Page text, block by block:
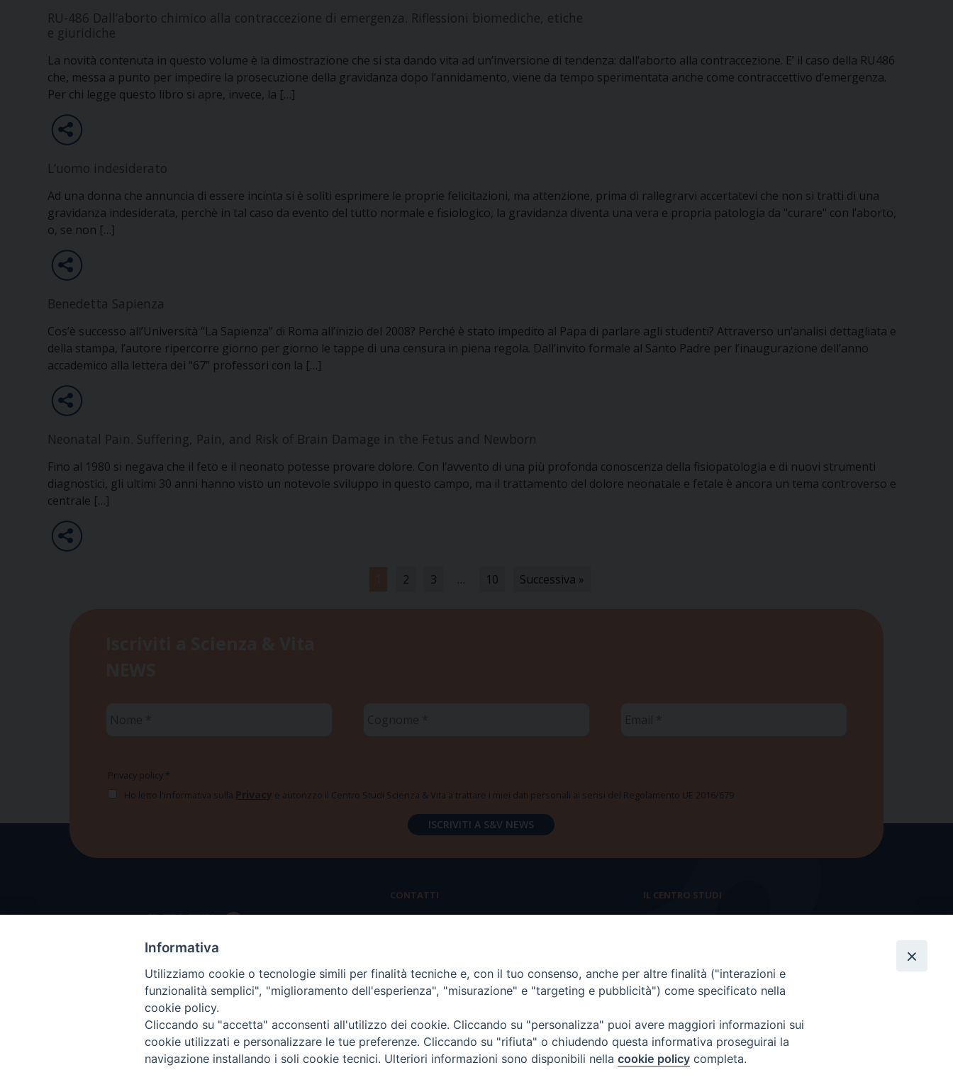
RU-486 Dall’aborto chimico alla contraccezione di emergenza. Riflessioni biomediche, etiche
e giuridiche
La novità contenuta in questo volume è la dimostrazione che si sta dando vita ad un’inversione di tendenza: dall’aborto alla contraccezione. E’ il caso della RU486
che, messa a punto per impedire la prosecuzione della gravidanza dopo l’annidamento, viene da tempo sperimentata anche come contraccettivo d’emergenza.
Per chi legge questo libro si apre, invece, la […]
L’uomo indesiderato
Ad una donna che annuncia di essere incinta si è soliti esprimere le proprie felicitazioni, ma attenzione, prima di rallegrarvi accertatevi che non si tratti di una
gravidanza indesiderata, perchè in tal caso da evento del tutto normale e fisiologico, la gravidanza diventa una vera e propria patologia da "curare" con l’aborto,
o, se non […]
Benedetta Sapienza
Cos’è successo all’Università “La Sapienza” di Roma all’inizio del 2008? Perché è stato impedito al Papa di parlare agli studenti? Attraverso un’analisi dettagliata e
della stampa, l’autore ripercorre giorno per giorno le tappe di una censura in piena regola. Dall’invito formale al Santo Padre per l’inaugurazione dell’anno
accademico alla lettera dei “67” professori con la […]
Neonatal Pain. Suffering, Pain, and Risk of Brain Damage in the Fetus and Newborn
Fino al 1980 si negava che il feto e il neonato potesse provare dolore. Con l’avvento di una più profonda conoscenza della fisiopatologia e di nuovi strumenti
diagnostici, gli ultimi 30 anni hanno visto un notevole sviluppo in questo campo, ma il trattamento del dolore neonatale e fetale è ancora un tema controverso e
centrale […]
2 3 … 10 Successiva »
Privacy policy *
Ho letto l'informativa sulla Privacy e autorizzo il Centro Studi Scienza & Vita a trattare i miei dati personali ai sensi del Regolamento UE 2016/679
CONTATTI
segreteria@scienzaevita.org
IL CENTRO STUDI
Presidenza e ufficio presidenza
Coordinamento nazionale
Informativa
Utilizziamo cookie o tecnologie simili per finalità tecniche e, con il tuo consenso, anche per altre finalità ("interazioni e
funzionalità semplici", "miglioramento dell'esperienza", "misurazione" e "targeting e pubblicità") come specificato nella
cookie policy.
Cliccando su "accetta" acconsenti all'utilizzo dei cookie. Cliccando su "personalizza" puoi avere maggiori informazioni sui
cookie utilizzati e personalizzare le tue preferenze. Cliccando su "rifiuta" o chiudendo questa informativa proseguirai la
navigazione installando i soli cookie tecnici. Ulteriori informazioni sono disponibili nella cookie policy completa.